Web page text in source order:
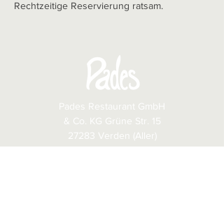
Rechtzeitige Reservierung ratsam.
Pades Restaurant GmbH
& Co. KG Grüne Str. 15
27283 Verden (Aller)
​Tel.:+49 4231 3060